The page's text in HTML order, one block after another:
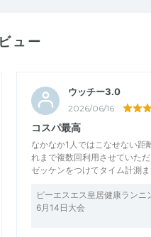
ュー
ウッチー3.0
2026/06/16
コスパ最高
なかなか1人ではこなせない距
れまで複数回利用させていただ
ゼッケンをつけてタイム計測
ピーエスエス皇居健康ランニ
6月14日大会